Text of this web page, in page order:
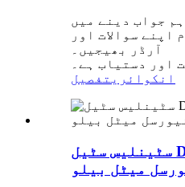
جواب دینے میں
اپنے سوالات اور
آرڈر بھیجیں۔
اور دستیاب ہے۔
انکوائری تفصیل
سٹینلیس سٹیل DN32-DN2000 بڑے
میٹل بیلو